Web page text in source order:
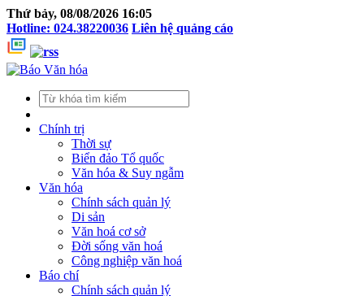
Thứ bảy, 08/08/2026 16:05
Hotline: 024.38220036 Liên hệ quảng cáo
Chính trị
Thời sự
Biển đảo Tổ quốc
Văn hóa & Suy ngẫm
Văn hóa
Chính sách quản lý
Di sản
Văn hoá cơ sở
Đời sống văn hoá
Công nghiệp văn hoá
Báo chí
Chính sách quản lý